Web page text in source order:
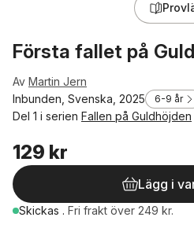
Första fallet på
Av Martin Jern
Inbunden, Svenska, 2025
6-9 år
Del 1 i serien Fallen på Guldhöjden
129 kr
Lägg i
Skickas . Fri frakt över 249 kr.